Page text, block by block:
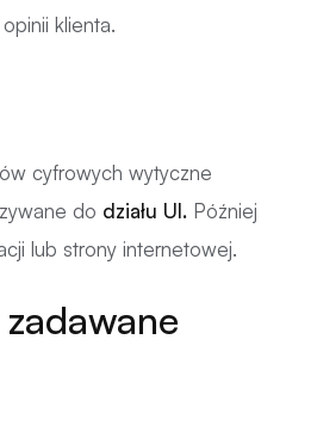
klienta.
cyfrowych wytyczne
do działu UI. Później
lub strony internetowej.